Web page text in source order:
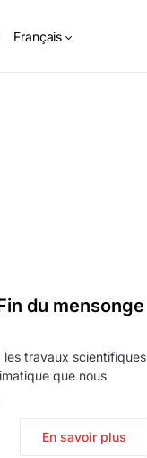
Français
du mensonge
les travaux scientifiques
que nous
En savoir plus